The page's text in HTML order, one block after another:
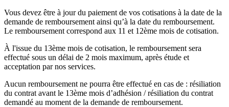
Vous devez être à jour du paiement de vos cotisations à la date de la
demande de remboursement ainsi qu’à la date du remboursement.
Le remboursement correspond aux 11 et 12ème mois de cotisation.
À l'issue du 13ème mois de cotisation, le remboursement sera
effectué sous un délai de 2 mois maximum, après étude et
acceptation par nos services.
Aucun remboursement ne pourra être effectué en cas de : résiliation
du contrat avant le 13ème mois d’adhésion / résiliation du contrat
demandé au moment de la demande de remboursement.